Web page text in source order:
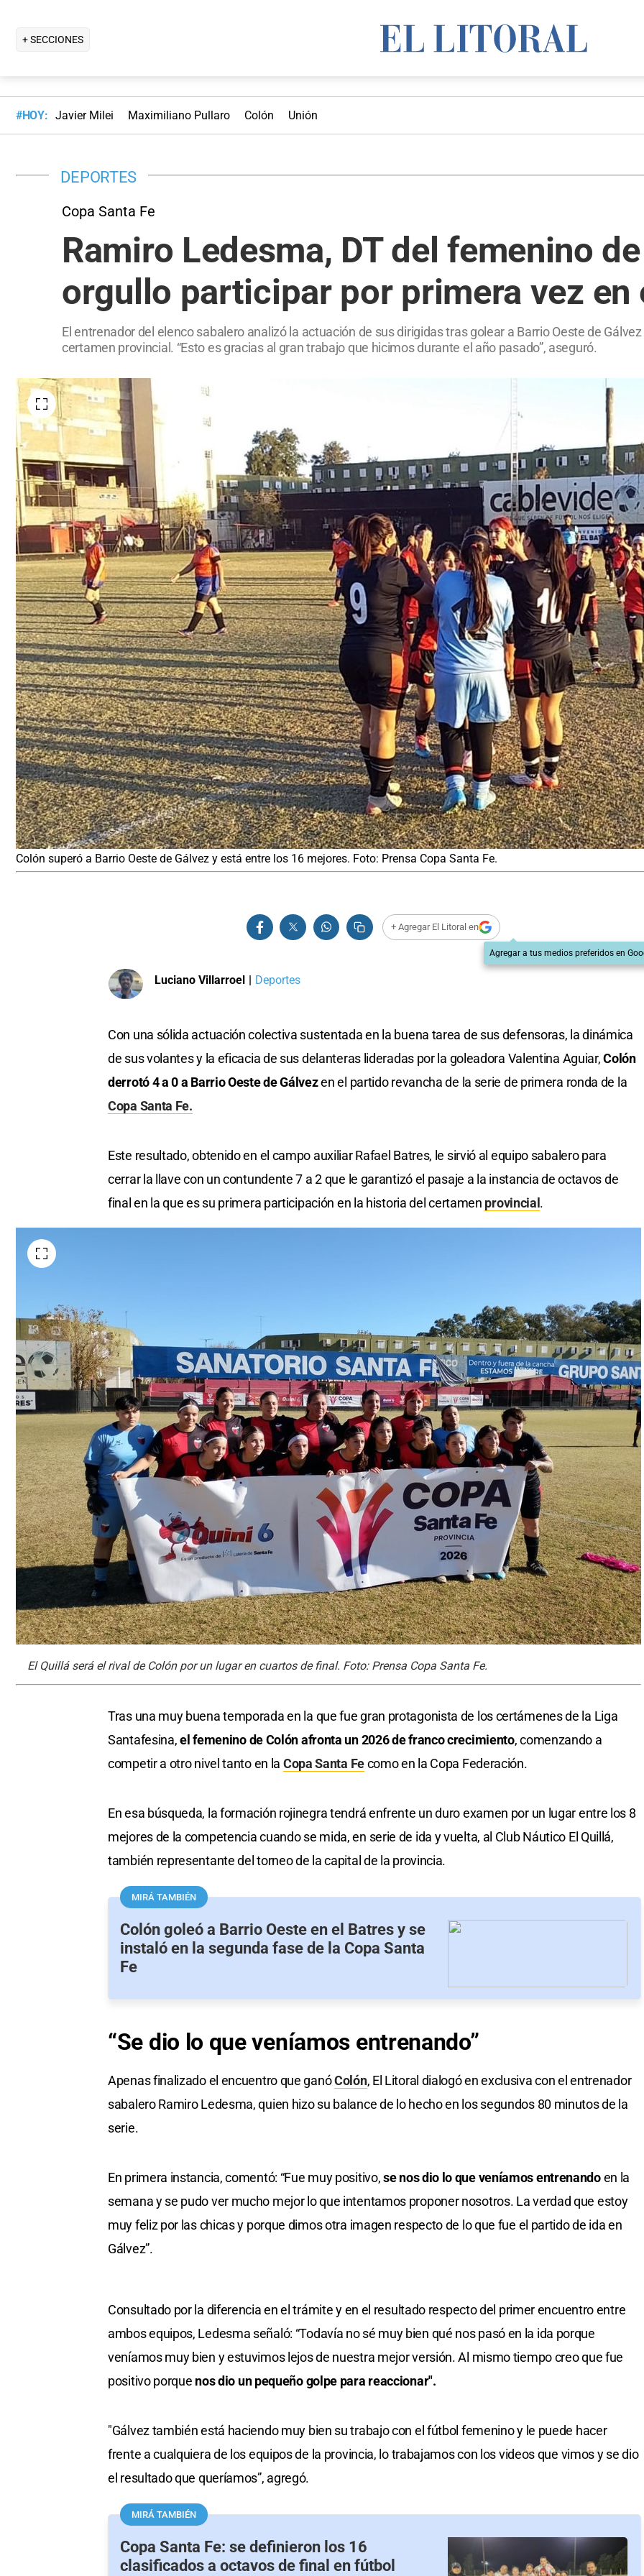
+ SECCIONES
#HOY: Javier Milei Maximiliano Pullaro Colón Unión
DEPORTES
Copa Santa Fe
Ramiro Ledesma, DT del femenino
orgullo participar por primera vez en
El entrenador del elenco sabalero analizó la actuación de sus dirigidas tras golear a Barrio Oeste de
certamen provincial. “Esto es gracias al gran trabajo que hicimos durante el año pasado”, aseguró.
Colón superó a Barrio Oeste de Gálvez y está entre los 16 mejores. Foto: Prensa Copa Santa Fe.
+ Agregar El Litoral en
Agregar a tus medios preferidos en
Luciano Villarroel | Deportes
Con una sólida actuación colectiva sustentada en la buena tarea de sus defensoras, la dinámica
de sus volantes y la eficacia de sus delanteras lideradas por la goleadora Valentina Aguiar,Colón
derrotó 4 a 0 a Barrio Oeste de Gálvezen el partido revancha de la serie de primera ronda de la
Copa Santa Fe.
Este resultado, obtenido en el campo auxiliar Rafael Batres, le sirvió al equipo sabalero para
cerrar la llave con un contundente 7 a 2 que le garantizó el pasaje a la instancia de octavos de
final en la que es su primera participación en la historia del certamen provincial .
El Quillá será el rival de Colón por un lugar en cuartos de final. Foto: Prensa Copa Santa Fe.
Tras una muy buena temporada en la que fue gran protagonista de los certámenes de la Liga
Santafesina,el femenino de Colón afronta un 2026 de franco crecimiento, comenzando a
competir a otro nivel tanto en la Copa Santa Fecomo en la Copa Federación.
En esa búsqueda, la formación rojinegra tendrá enfrente un duro examen por un lugar entre los 8
mejores de la competencia cuando se mida, en serie de ida y vuelta, al Club Náutico El Quillá,
también representante del torneo de la capital de la provincia.
MIRÁ TAMBIÉN
Colón goleó a Barrio Oeste en el Batres y se
instaló en la segunda fase de la Copa Santa
Fe
“Se dio lo que veníamos entrenando”
Apenas finalizado el encuentro que ganóColón, El Litoral dialogó en exclusiva con el entrenador
sabalero Ramiro Ledesma, quien hizo su balance de lo hecho en los segundos 80 minutos de la
serie.
En primera instancia, comentó: “Fue muy positivo,se nos dio lo que veníamos entrenandoen la
semana y se pudo ver mucho mejor lo que intentamos proponer nosotros. La verdad que estoy
muy feliz por las chicas y porque dimos otra imagen respecto de lo que fue el partido de ida en
Gálvez”.
Consultado por la diferencia en el trámite y en el resultado respecto del primer encuentro entre
ambos equipos, Ledesma señaló: “Todavía no sé muy bien qué nos pasó en la ida porque
veníamos muy bien y estuvimos lejos de nuestra mejor versión. Al mismo tiempo creo que fue
positivo porque nos dio un pequeño golpe para reaccionar".
"Gálvez también está haciendo muy bien su trabajo con el fútbol femenino y le puede hacer
frente a cualquiera de los equipos de la provincia, lo trabajamos con los videos que vimos y se dio
el resultado que queríamos”, agregó.
MIRÁ TAMBIÉN
Copa Santa Fe: se definieron los 16
clasificados a octavos de final en fútbol